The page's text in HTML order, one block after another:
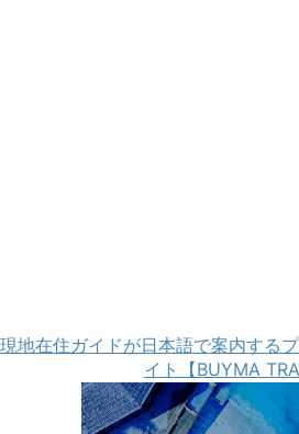
現地在住ガイドが日本語で案内する
イト【BUYMA